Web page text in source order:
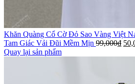
Khăn Quàng Cổ Cờ Đỏ Sao Vàng Việt
Tam Giác Vải Đũi Mềm Mịn 99,000₫
Quay lại sản phẩm